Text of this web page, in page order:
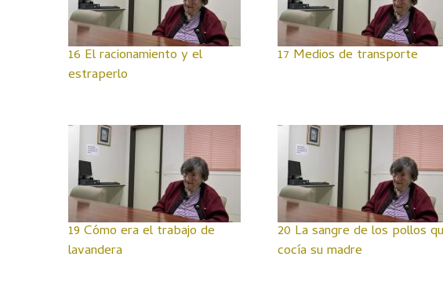
16 El racionamiento y el
estraperlo
17 Medios de transporte
19 Cómo era el trabajo de
lavandera
20 La sangre de los pollos
cocía su madre